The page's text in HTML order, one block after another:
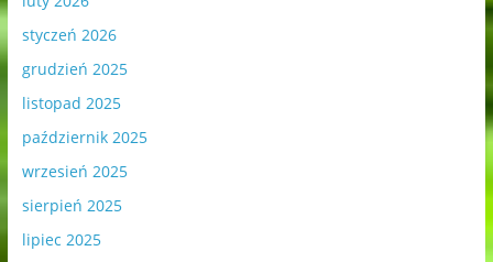
styczeń 2026
grudzień 2025
listopad 2025
październik 2025
wrzesień 2025
sierpień 2025
lipiec 2025